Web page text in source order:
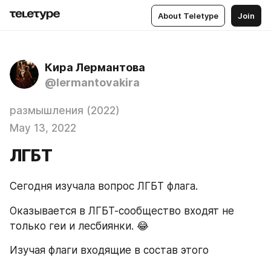
About Teletype Join
Кира Лермантова
@lermantovakira
размышления (2022)
May 13, 2022
ЛГБТ
Сегодня изучала вопрос ЛГБТ флага.
Оказывается в ЛГБТ-сообщество входят не
только геи и лесбиянки. 😂
Изучая флаги входящие в состав этого